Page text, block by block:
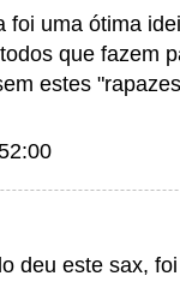
foi uma ótima
que fazem
estes
deu este sax,